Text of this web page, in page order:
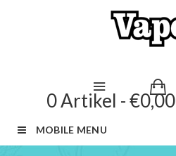
0 Artikel - €0,00
MOBILE MENU